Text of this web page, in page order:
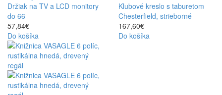
Držiak na TV a LCD monitory
do 66
57,84€
Do košíka
Klubové kreslo s taburetom
Chesterfield, strieborné
167,60€
Do košíka